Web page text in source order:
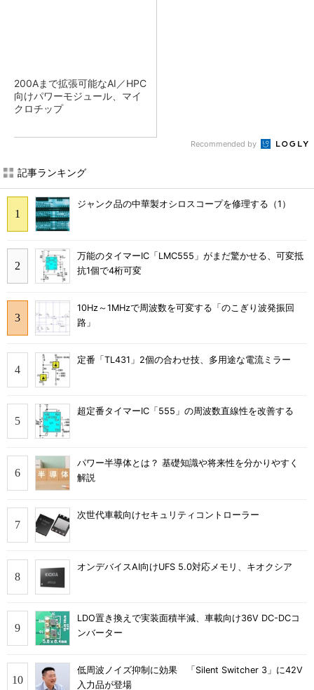
200Aまで拡張可能なAI／HPC
向けパワーモジュール、マイ
クロチップ
Recommended by
記事ランキング
ジャンク品の中華製オシロスコープを修理する（1）
万能のタイマーIC「LMC555」がまだ驚かせる、可変抵
抗1個で4桁可変
10Hz～1MHzで周波数を可変する「のこぎり波発振回
路」
定番「TL431」2個の合わせ技、多用途な電流ミラー
超定番タイマーIC「555」の周波数直線性を改善する
パワー半導体とは？ 基礎知識や将来性を分かりやすく
解説
次世代車載向けセキュリティコントローラー
オンデバイスAI向けUFS 5.0対応メモリ、キオクシア
LDO置き換えで実装面積半減、車載向け36V DC-DCコ
ンバーター
低周波ノイズ抑制に効果 「Silent Switcher 3」に42V
入力品が登場